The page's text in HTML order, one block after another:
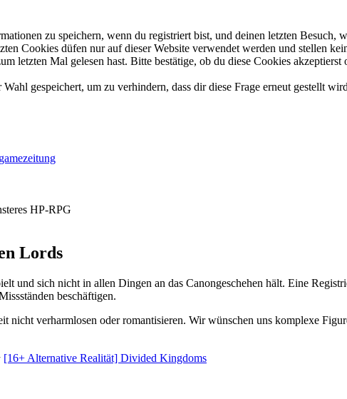
zu speichern, wenn du registriert bist, und deinen letzten Besuch,
Cookies düfen nur auf dieser Website verwendet werden und stellen
letzten Mal gelesen hast. Bitte bestätige, ob du diese Cookies akzeptierst
gespeichert, um zu verhindern, dass dir diese Frage erneut gestellt
HP-RPG
Lords
und sich nicht in allen Dingen an das Canongeschehen hält. Eine
beschäftigen.
nicht verharmlosen oder romantisieren. Wir wünschen uns komplexe
[16+ Alternative Realität] Divided Kingdoms